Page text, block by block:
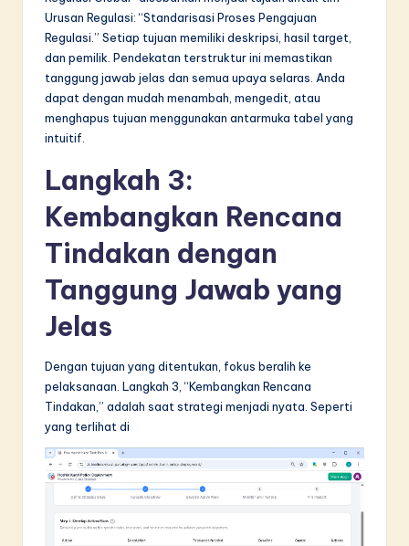
Urusan Regulasi: “Standarisasi Proses Pengajuan
Regulasi.” Setiap tujuan memiliki deskripsi, hasil target,
dan pemilik. Pendekatan terstruktur ini memastikan
tanggung jawab jelas dan semua upaya selaras. Anda
dapat dengan mudah menambah, mengedit, atau
menghapus tujuan menggunakan antarmuka tabel yang
intuitif.
Langkah 3:
Kembangkan Rencana
Tindakan dengan
Tanggung Jawab yang
Jelas
Dengan tujuan yang ditentukan, fokus beralih ke
pelaksanaan. Langkah 3, “Kembangkan Rencana
Tindakan,” adalah saat strategi menjadi nyata. Seperti
yang terlihat di